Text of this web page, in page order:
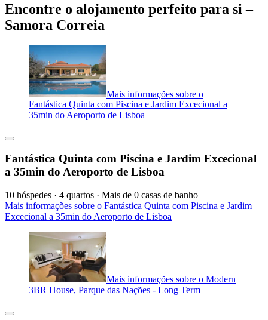
Encontre o alojamento perfeito para si –
Samora Correia
Mais informações sobre o
Fantástica Quinta com Piscina e Jardim Excecional a
35min do Aeroporto de Lisboa
Fantástica Quinta com Piscina e Jardim Excecional
a 35min do Aeroporto de Lisboa
10 hóspedes · 4 quartos · Mais de 0 casas de banho
Mais informações sobre o Fantástica Quinta com Piscina e Jardim
Excecional a 35min do Aeroporto de Lisboa
Mais informações sobre o Modern
3BR House, Parque das Nações - Long Term